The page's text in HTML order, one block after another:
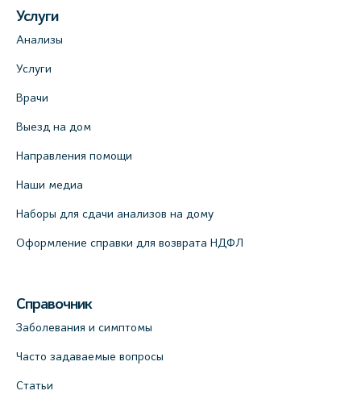
Услуги
Анализы
Услуги
Врачи
Выезд на дом
Направления помощи
Наши медиа
Наборы для сдачи анализов на дому
Оформление справки для возврата НДФЛ
Справочник
Заболевания и симптомы
Часто задаваемые вопросы
Статьи